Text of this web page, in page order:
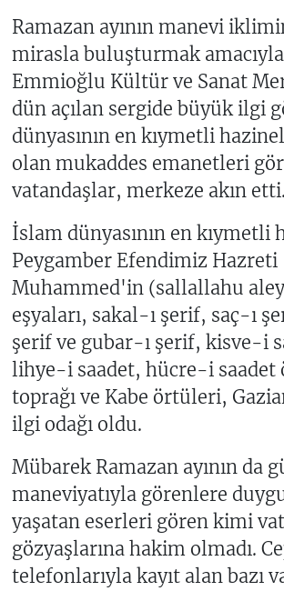
Ramazan ayının manevi
mirasla buluşturmak
Emmioğlu Kültür ve Sanat
dün açılan sergide büyük ilgi
dünyasının en kıymetli
olan mukaddes emanetleri
vatandaşlar, merkeze akın etti.
İslam dünyasının en kıymetli
Peygamber Efendimiz Hazreti
Muhammed'in (sallallahu
eşyaları, sakal-ı şerif, saç-ı
şerif ve gubar-ı şerif, kisve-i
lihye-i saadet, hücre-i saadet
toprağı ve Kabe örtüleri,
ilgi odağı oldu.
Mübarek Ramazan ayının da
maneviyatıyla görenlere
yaşatan eserleri gören kimi
gözyaşlarına hakim olmadı.
telefonlarıyla kayıt alan bazı